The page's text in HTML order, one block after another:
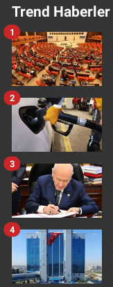
Trend Haberler
1
2
3
4